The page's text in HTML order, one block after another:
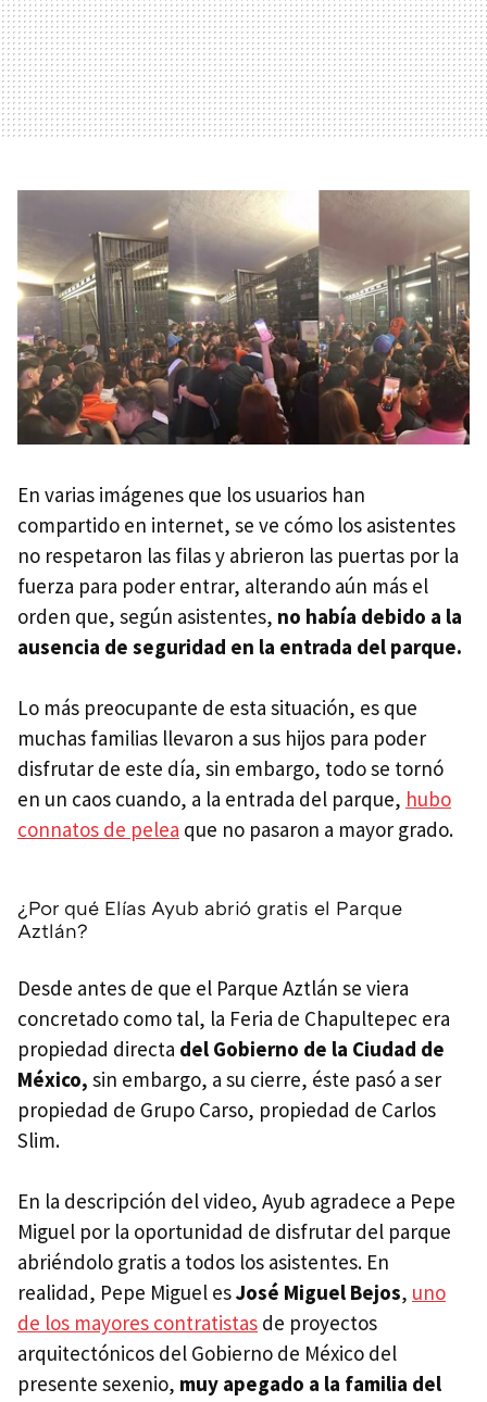
En varias imágenes que los usuarios han
compartido en internet, se ve cómo los asistentes
no respetaron las filas y abrieron las puertas por la
fuerza para poder entrar, alterando aún más el
orden que, según asistentes, no había debido a la
ausencia de seguridad en la entrada del parque.
Lo más preocupante de esta situación, es que
muchas familias llevaron a sus hijos para poder
disfrutar de este día, sin embargo, todo se tornó
en un caos cuando, a la entrada del parque, hubo
connatos de pelea que no pasaron a mayor grado.
¿Por qué Elías Ayub abrió gratis el Parque
Aztlán?
Desde antes de que el Parque Aztlán se viera
concretado como tal, la Feria de Chapultepec era
propiedad directa del Gobierno de la Ciudad de
México, sin embargo, a su cierre, éste pasó a ser
propiedad de Grupo Carso, propiedad de Carlos
Slim.
En la descripción del video, Ayub agradece a Pepe
Miguel por la oportunidad de disfrutar del parque
abriéndolo gratis a todos los asistentes. En
realidad, Pepe Miguel esJosé Miguel Bejos, uno
de los mayores contratistas de proyectos
arquitectónicos del Gobierno de México del
presente sexenio, muy apegado a la familia del